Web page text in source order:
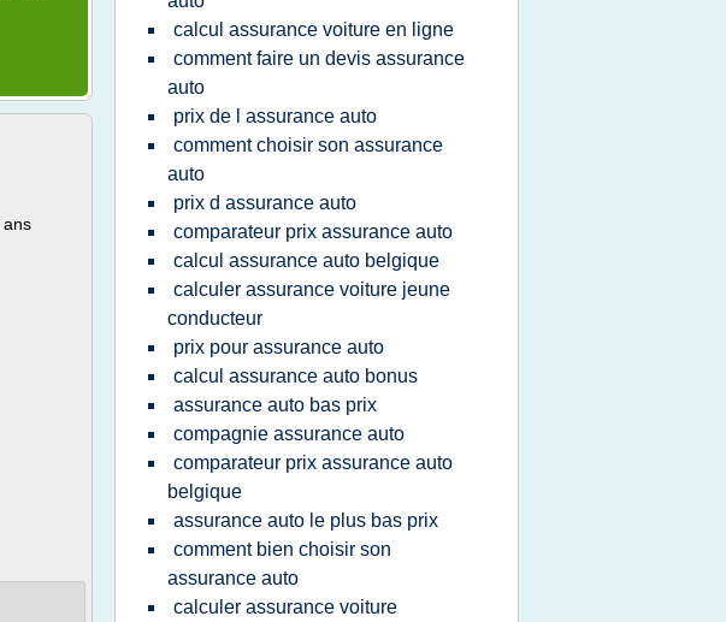
ans
calcul assurance voiture en ligne
comment faire un devis assurance
auto
prix de l assurance auto
comment choisir son assurance
auto
prix d assurance auto
comparateur prix assurance auto
calcul assurance auto belgique
calculer assurance voiture jeune
conducteur
prix pour assurance auto
calcul assurance auto bonus
assurance auto bas prix
compagnie assurance auto
comparateur prix assurance auto
belgique
assurance auto le plus bas prix
comment bien choisir son
assurance auto
calculer assurance voiture